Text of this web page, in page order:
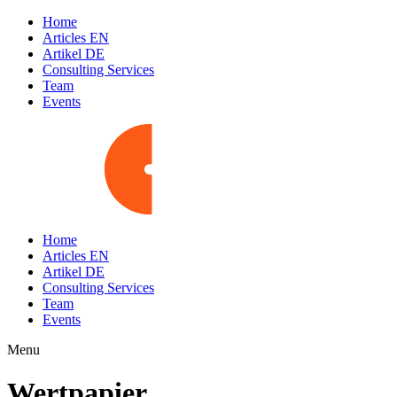
Home
Articles EN
Artikel DE
Consulting Services
Team
Events
Home
Articles EN
Artikel DE
Consulting Services
Team
Events
Menu